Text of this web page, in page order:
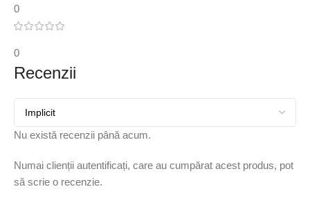
0
0
Recenzii
Nu există recenzii până acum.
Numai clienții autentificați, care au cumpărat acest produs, pot
să scrie o recenzie.